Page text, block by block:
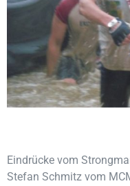
Eindrücke vom
Stefan Schmitz vom